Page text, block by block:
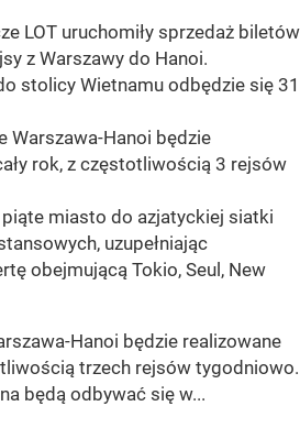
LOT uruchomiły sprzedaż biletów
z Warszawy do Hanoi.
stolicy Wietnamu odbędzie się 31
Warszawa-Hanoi będzie
rok, z częstotliwością 3 rejsów
piąte miasto do azjatyckiej siatki
uzupełniając
obejmującą Tokio, Seul, New
Hanoi będzie realizowane
trzech rejsów tygodniowo.
będą odbywać się w...